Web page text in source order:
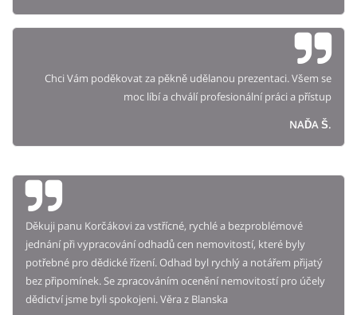
Chci Vám poděkovat za pěkně udělanou prezentaci. Všem se
moc líbí a chválí profesionální práci a přístup
NAĎA Š.
Děkuji panu Korčákovi za vstřícné, rychlé a bezproblémové
jednání při vypracování odhadů cen nemovitostí, které byly
potřebné pro dědické řízení. Odhad byl rychlý a notářem přijatý
bez připomínek. Se zpracováním ocenění nemovitostí pro účely
dědictví jsme byli spokojeni. Věra z Blanska